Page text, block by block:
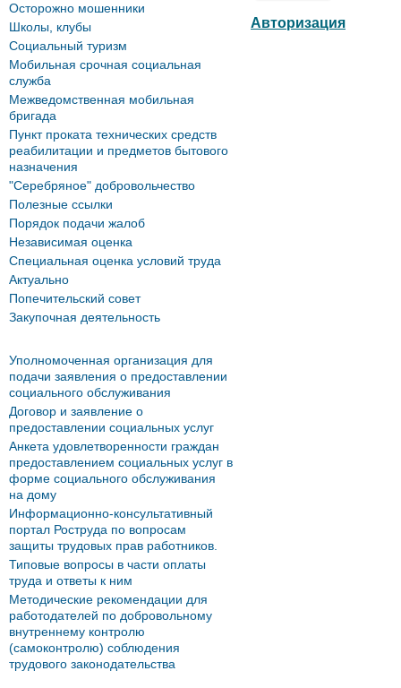
Авторизация
Осторожно мошенники
Школы, клубы
Социальный туризм
Мобильная срочная социальная
служба
Межведомственная мобильная
бригада
Пункт проката технических средств
реабилитации и предметов бытового
назначения
"Серебряное" добровольчество
Полезные ссылки
Порядок подачи жалоб
Независимая оценка
Специальная оценка условий труда
Актуально
Попечительский совет
Закупочная деятельность
Уполномоченная организация для
подачи заявления о предоставлении
социального обслуживания
Договор и заявление о
предоставлении социальных услуг
Анкета удовлетворенности граждан
предоставлением социальных услуг в
форме социального обслуживания
на дому
Информационно-консультативный
портал Роструда по вопросам
защиты трудовых прав работников.
Типовые вопросы в части оплаты
труда и ответы к ним
Методические рекомендации для
работодателей по добровольному
внутреннему контролю
(самоконтролю) соблюдения
трудового законодательства